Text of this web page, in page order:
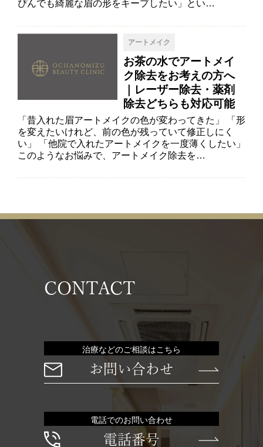
ぴんでも綺麗な眉の形をキープしたい」とい…
アートメイク
お茶の水でアートメイ
ク除去をお考えの方へ
｜レーザー除去・薬剤
除去どちらも対応可能
「昔入れた眉アートメイクの色が変わってきた」 「形
を変えたいけれど、前の色が残っていて修正しにく
い」 「他院で入れたアートメイクを一度薄くしたい」
このようなお悩みで、アートメイク除去を…
CONTACT
治療などのご相談はこちら
お問い合わせ
電話でのお問い合わせ
電話番号